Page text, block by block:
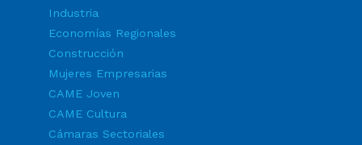
Industria
Economías Regionales
Construcción
Mujeres Empresarias
CAME Joven
CAME Cultura
Cámaras Sectoriales